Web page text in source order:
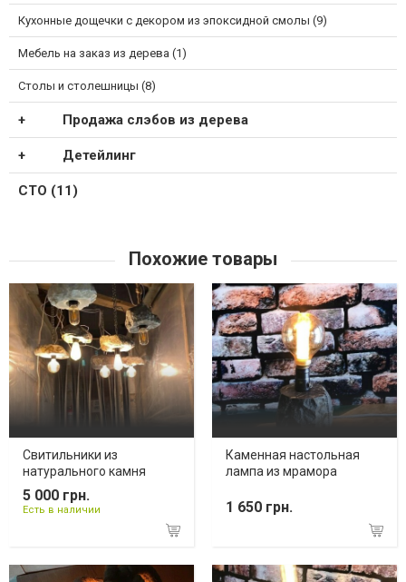
Кухонные дощечки с декором из эпоксидной смолы (9)
Мебель на заказ из дерева (1)
Столы и столешницы (8)
Продажа слэбов из дерева
Детейлинг
СТО (11)
Похожие товары
Свитильники из
натурального камня
5 000 грн.
Есть в наличии
Каменная настольная
лампа из мрамора
1 650 грн.